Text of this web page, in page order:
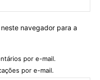
navegador para a
por e-mail.
por e-mail.